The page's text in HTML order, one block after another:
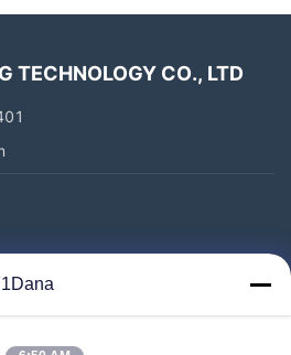
TECHNOLOGY CO., LTD